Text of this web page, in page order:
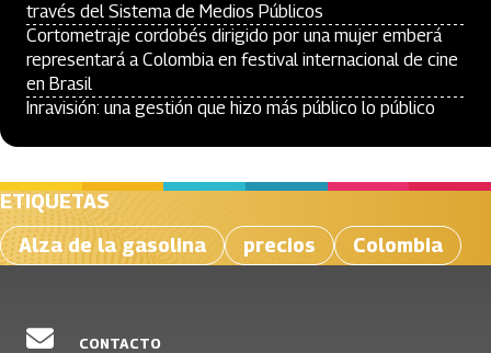
través del Sistema de Medios Públicos
Cortometraje cordobés dirigido por una mujer emberá
representará a Colombia en festival internacional de cine
en Brasil
Inravisión: una gestión que hizo más público lo público
ETIQUETAS
Alza de la gasolina
precios Colombia
CONTACTO